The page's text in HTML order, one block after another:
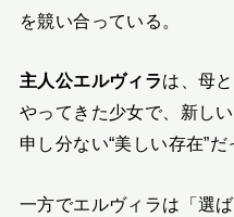
を競い合っている。
主人公エルヴィラは、母
やってきた少女で、新しい
申し分ない“美しい存在”だ
一方でエルヴィラは「選